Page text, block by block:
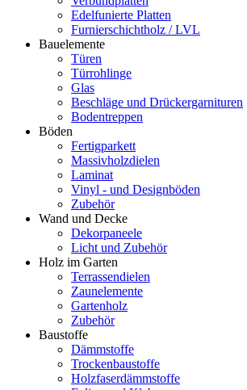
Edelfunierte Platten
Furnierschichtholz / LVL
Bauelemente
Türen
Türrohlinge
Glas
Beschläge und Drückergarnituren
Bodentreppen
Böden
Fertigparkett
Massivholzdielen
Laminat
Vinyl - und Designböden
Zubehör
Wand und Decke
Dekorpaneele
Licht und Zubehör
Holz im Garten
Terrassendielen
Zaunelemente
Gartenholz
Zubehör
Baustoffe
Dämmstoffe
Trockenbaustoffe
Holzfaserdämmstoffe